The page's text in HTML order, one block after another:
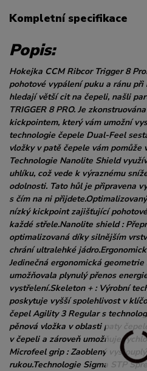
Kompletní specifikace
Popis:
Hokejka CCM Ribcor Trigger 8
pohotové vypálení puku a ránu při
hledají větší cit na čepeli, našli
TRIGGER 8 PRO. Je
kickpointem, který vám umožní
technologie čepele Dual-Feel
vložky v patě čepele vám pomůže
Technologie Nanolite Shield
uhlíku, což vede k výraznému
odolnosti. Tato hůl je připravena
s čím na ni
nízký kickpoint zajišťující
každé střele.Nanolite shield :
optimalizovaná díky silnějším
chrání ultralehké
Jedinečná ergonomická
umožňovala plynulý přenos
vystřelení.Skeleton + : Výrobní
poskytuje vyšší spolehlivost v
čepel Agility 3 Regular s
pěnová vložka v oblasti paty
v čepeli a zároveň umožňuje
Microfeel grip : Zaoblený
rukou.Technologie Sigma STP